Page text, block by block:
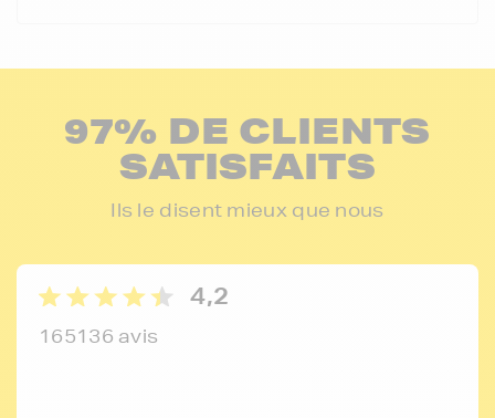
97% DE CLIENTS
SATISFAITS
Ils le disent mieux que nous
4,2
165136 avis